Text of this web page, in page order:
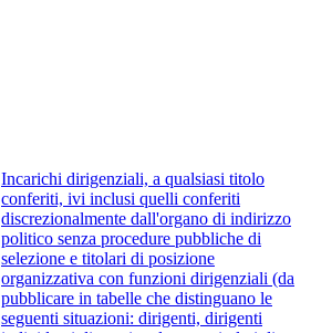
Incarichi dirigenziali, a qualsiasi titolo
conferiti, ivi inclusi quelli conferiti
discrezionalmente dall'organo di indirizzo
politico senza procedure pubbliche di
selezione e titolari di posizione
organizzativa con funzioni dirigenziali (da
pubblicare in tabelle che distinguano le
seguenti situazioni: dirigenti, dirigenti